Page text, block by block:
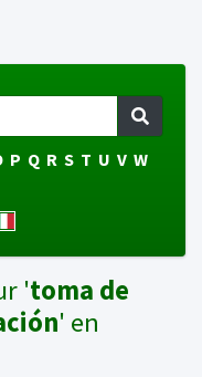
P Q R S T U V W
'toma de
' en